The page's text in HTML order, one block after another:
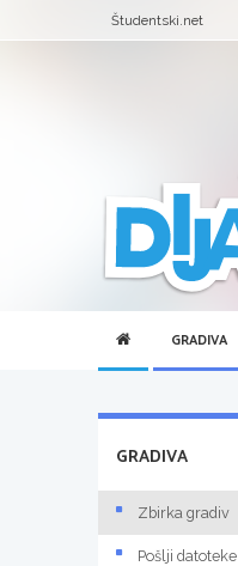
Študentski.net
GRADIVA
GRADIVA
Zbirka gradiv
Pošlji datoteke